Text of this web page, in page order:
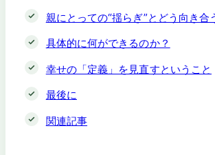
親にとっての“揺らぎ”とどう向き合
具体的に何ができるのか？
幸せの「定義」を見直すということ
最後に
関連記事